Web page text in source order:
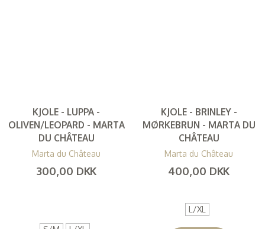
KJOLE - LUPPA -
OLIVEN/LEOPARD - MARTA
DU CHÂTEAU
Marta du Château
300,00 DKK
KJOLE - BRINLEY -
MØRKEBRUN - MARTA DU
CHÂTEAU
Marta du Château
400,00 DKK
L/XL